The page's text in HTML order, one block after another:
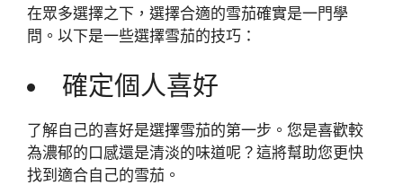
在眾多選擇之下，選擇合適的雪茄確實是一門學
問。以下是一些選擇雪茄的技巧：
確定個人喜好
了解自己的喜好是選擇雪茄的第一步。您是喜歡較
為濃郁的口感還是清淡的味道呢？這將幫助您更快
找到適合自己的雪茄。